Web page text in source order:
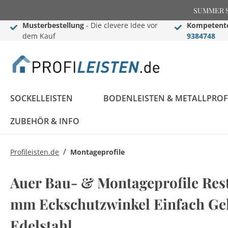
SUMMER
Musterbestellung - Die clevere Idee vor
dem Kauf
9384748
SOCKELLEISTEN BODENLEISTEN &
ZUBEHÖR & INFO
Konfigurator
Ausgleichsprofile
Abschlussprofile
Komplettprogramm
Komplettprogramm
LED Sockelleisten
Sockelleisten ABC
Stuckleisten ABC
Profileisten.de / Montageprofile
Auer Bau- & Montageprofile
mm Eckschutzwinkel Einfach